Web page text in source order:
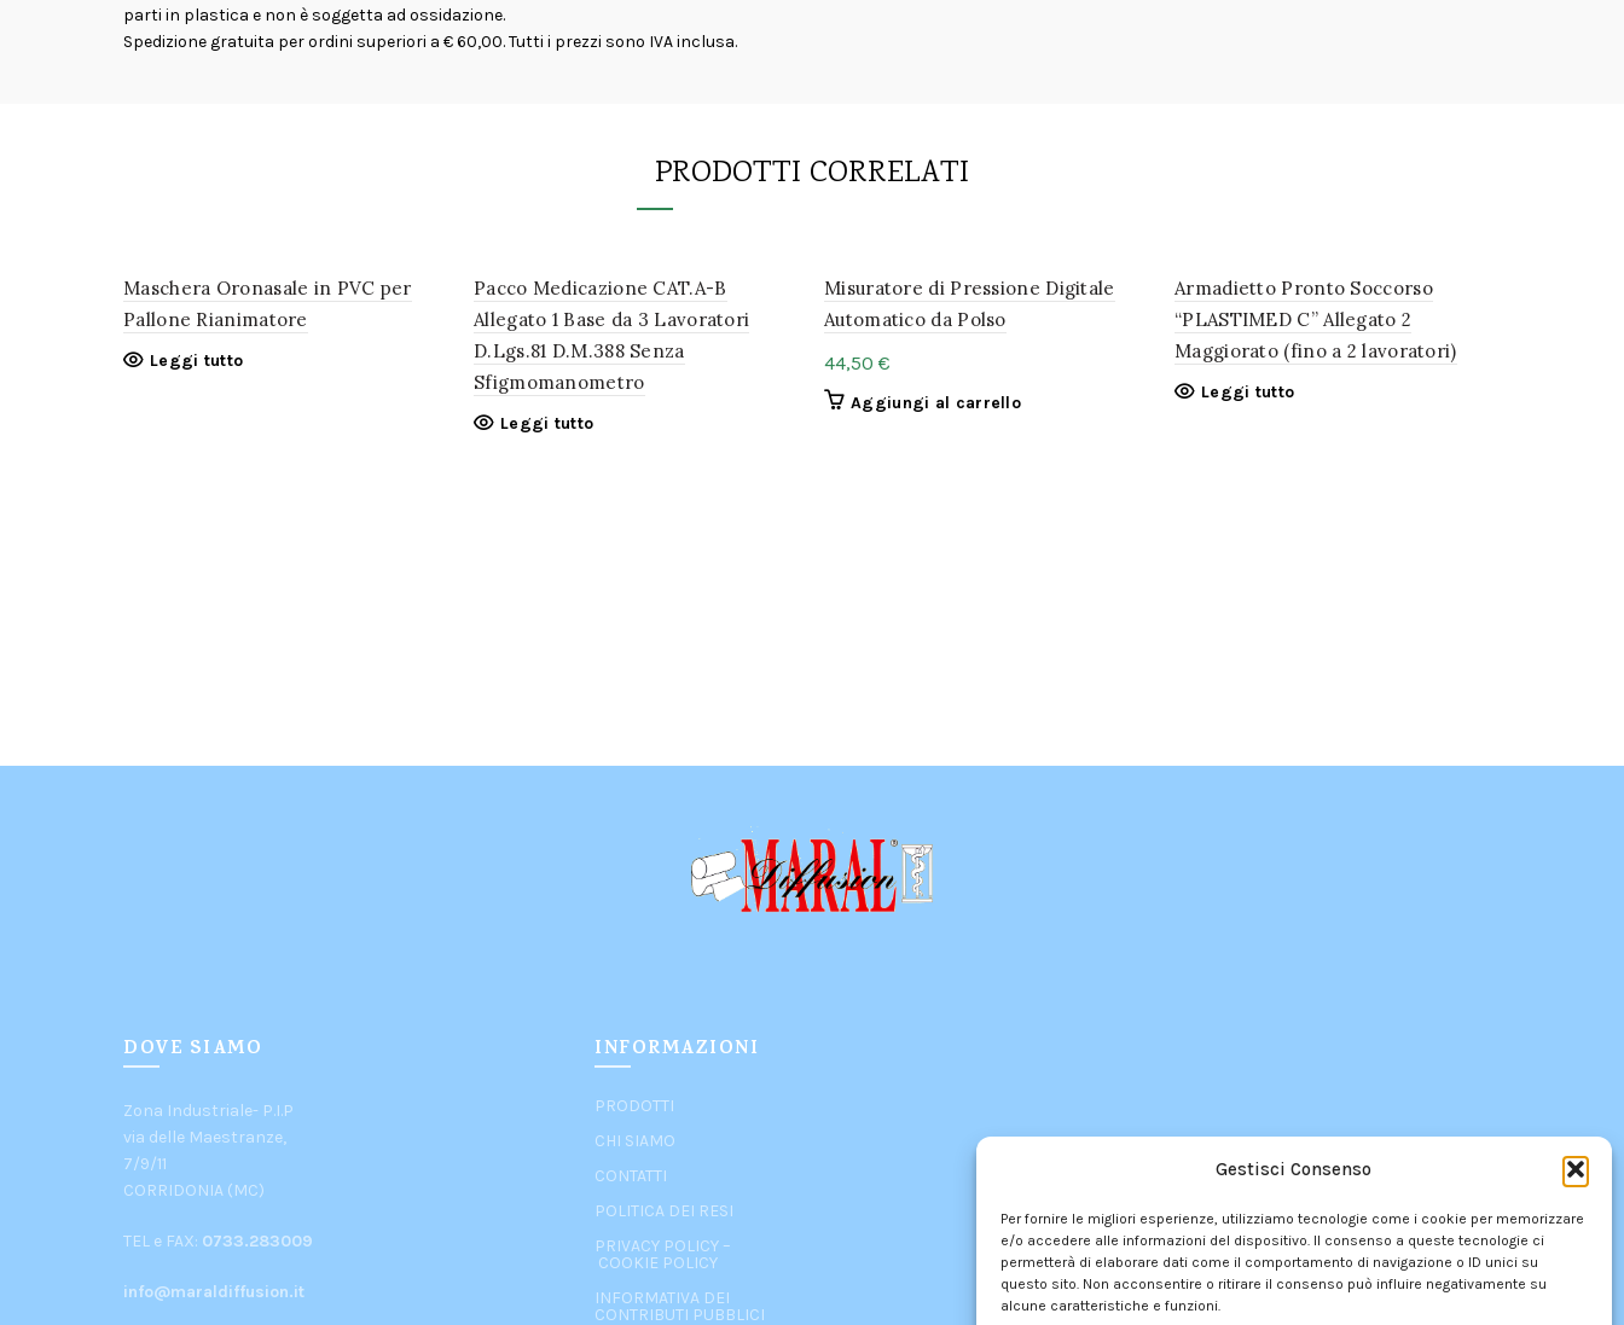
Gestisci Consenso
Per fornire le migliori esperienze, utilizziamo tecnologie come i cookie per memorizzare
e/o accedere alle informazioni del dispositivo. Il consenso a queste tecnologie ci
permetterà di elaborare dati come il comportamento di navigazione o ID unici su
questo sito. Non acconsentire o ritirare il consenso può influire negativamente su
alcune caratteristiche e funzioni.
parti in plastica e non è soggetta ad ossidazione.
Spedizione gratuita per ordini superiori a € 60,00. Tutti i prezzi sono IVA inclusa.
PRODOTTI CORRELATI
Maschera Oronasale in PVC per
Pallone Rianimatore
Leggi tutto
Pacco Medicazione CAT.A-B
Allegato 1 Base da 3 Lavoratori
D.Lgs.81 D.M.388 Senza
Sfigmomanometro
Leggi tutto
Misuratore di Pressione Digitale
Automatico da Polso
€
Aggiungi al carrello
Armadietto Pronto Soccorso
“PLASTIMED C” Allegato 2
Maggiorato (fino a 2 lavoratori)
Leggi tutto
DOVE SIAMO
Zona Industriale- P.I.P
via delle Maestranze,
7/9/11
CORRIDONIA (MC)
TEL e FAX: 0733.283009
info@maraldiffusion.it
INFORMAZIONI
PRODOTTI
CHI SIAMO
CONTATTI
POLITICA DEI RESI
PRIVACY POLICY –
COOKIE POLICY
INFORMATIVA DEI
CONTRIBUTI PUBBLICI